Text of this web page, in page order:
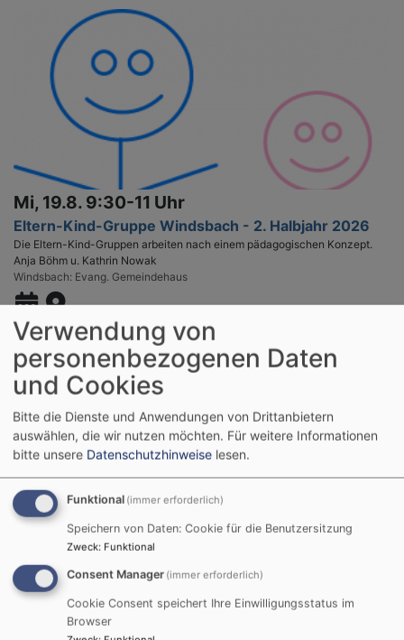
Mi, 19.8. 9:30-11 Uhr
Eltern-Kind-Gruppe Windsbach - 2. Halbjahr 2026
Die Eltern-Kind-Gruppen arbeiten nach einem pädagogischen Konzept.
Anja Böhm u. Kathrin Nowak
Windsbach Evang. Gemeindehaus
Fr, 21.8. 19:30-21 Uhr
Posaunenchor
Probe
Jürgen Böhm
Windsbach Gemeindehaus Bertholdsdorf - Saal
Verwendung von
personenbezogenen Daten
und Cookies
Bitte die Dienste und Anwendungen von Drittanbietern
auswählen, die wir nutzen möchten. Für weitere Informationen
bitte unsere Datenschutzhinweise lesen.
Funktional (immer erforderlich)
Speichern von Daten: Cookie für die Benutzersitzung
Zweck: Funktional
Consent Manager (immer erforderlich)
Cookie Consent speichert Ihre Einwilligungsstatus im
Browser